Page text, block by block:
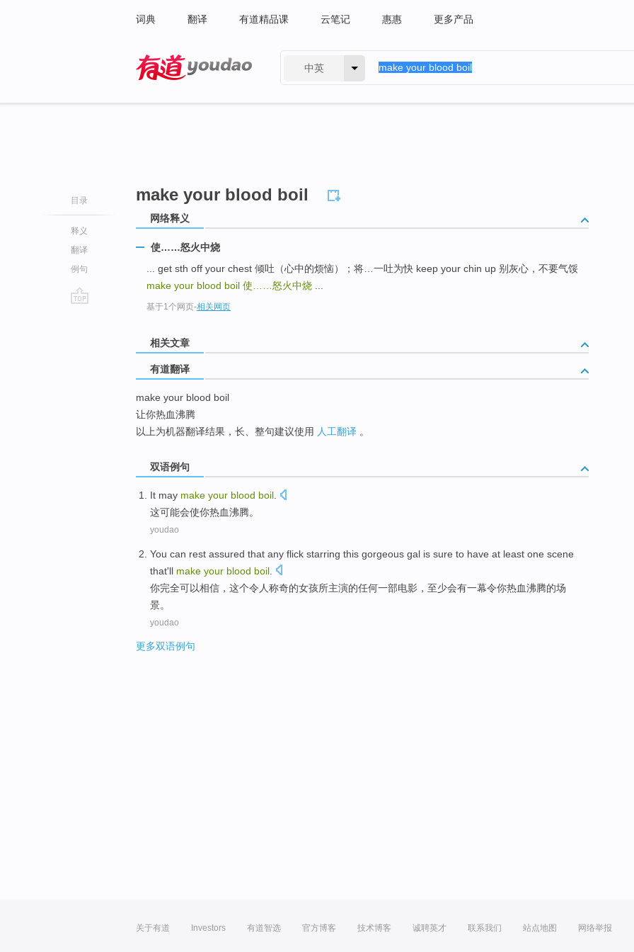
词典 翻译 有道精品课 云笔记 惠惠 更多产品
中英
目录
释义
翻译
例句
make your blood boil
网络释义
使……怒火中烧
... get sth off your chest 倾吐（心中的烦恼）；将…一吐为快 keep your chin up 别灰心，不要气馁
make your blood boil 使……怒火中烧
基于1个网页-相关网页
相关文章
有道翻译
make your blood boil
让你热血沸腾
以上为机器翻译结果，长、整句建议使用 人工翻译 。
双语例句
It may make your blood boil
这可能会使你热血沸腾。
youdao
You can rest assured that any flick starring this gorgeous gal is sure to have at least one scene
that'll make your blood boil
你完全可以相信 ， 这个令人称奇的女孩所主演的任何一部电影 ， 至少会有一幕令你热血沸腾的场
景。
youdao
更多双语例句
关于有道 Investors 有道智选 官方博客 技术博客 诚聘英才 联系我们 站点地图 网络举报